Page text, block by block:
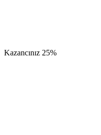
Kazancınız 25%